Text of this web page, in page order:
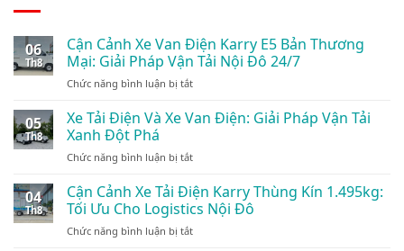
06
Th8
Cận Cảnh Xe Van Điện Karry E5 Bản Thương
Mại: Giải Pháp Vận Tải Nội Đô 24/7
Chức năng bình luận bị tắtở
Cảnh
Điện
E5
Bản
Thương
Mại:
05
Th8
Xe Tải Điện Và Xe Van Điện: Giải Pháp Vận Tải
Xanh Đột Phá
Chức năng bình luận bị tắtở
Tải
Điện
Và
Xe
04
Th8
Cận Cảnh Xe Tải Điện Karry Thùng Kín 1.495kg:
Tối Ưu Cho Logistics Nội Đô
Chức năng bình luận bị tắtở